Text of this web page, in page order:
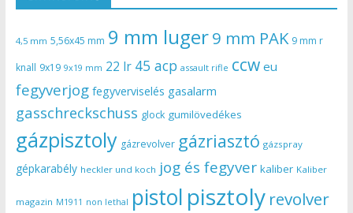
4,5 mm 5,56x45 mm 9 mm luger9 mm PAK 9 mm r
knall 9x19 9x19 mm 22 lr 45 acp assault rifle ccw eu
fegyverjog fegyverviselés gasalarm
gasschreckschuss glock gumilövedékes
gázpisztoly gázrevolver gázriasztó gázspray
gépkarabély heckler und koch jog és fegyver kaliber Kaliber
magazin M1911 non lethal pistol pisztoly revolver